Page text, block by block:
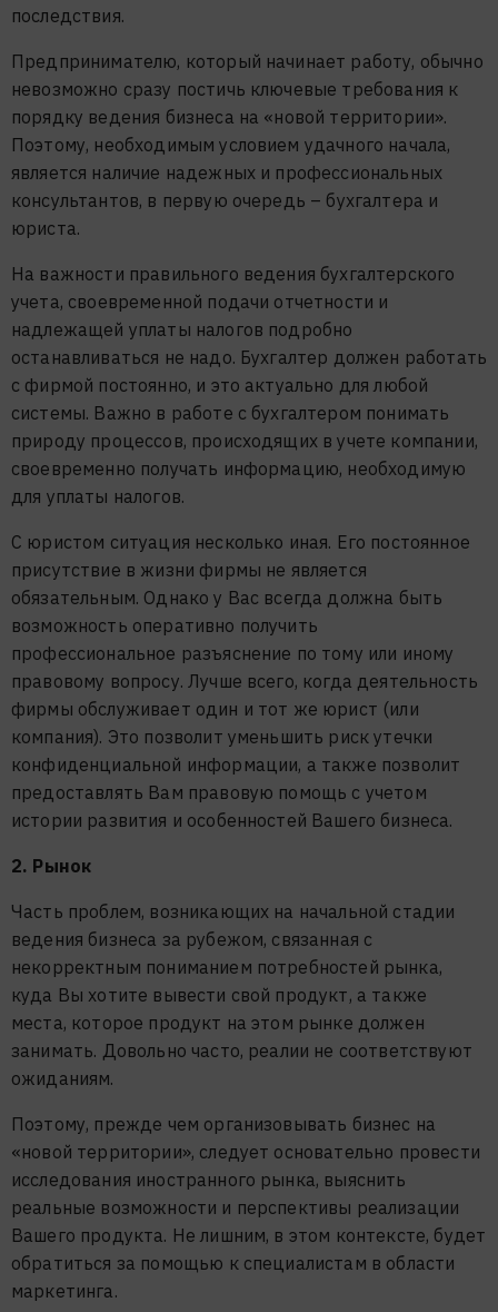
последствия.
Предпринимателю, который начинает работу, обычно
невозможно сразу постичь ключевые требования к
порядку ведения бизнеса на «новой территории».
Поэтому, необходимым условием удачного начала,
является наличие надежных и профессиональных
консультантов, в первую очередь – бухгалтера и
юриста.
На важности правильного ведения бухгалтерского
учета, своевременной подачи отчетности и
надлежащей уплаты налогов подробно
останавливаться не надо. Бухгалтер должен работать
с фирмой постоянно, и это актуально для любой
системы. Важно в работе с бухгалтером понимать
природу процессов, происходящих в учете компании,
своевременно получать информацию, необходимую
для уплаты налогов.
С юристом ситуация несколько иная. Его постоянное
присутствие в жизни фирмы не является
обязательным. Однако у Вас всегда должна быть
возможность оперативно получить
профессиональное разъяснение по тому или иному
правовому вопросу. Лучше всего, когда деятельность
фирмы обслуживает один и тот же юрист (или
компания). Это позволит уменьшить риск утечки
конфиденциальной информации, а также позволит
предоставлять Вам правовую помощь с учетом
истории развития и особенностей Вашего бизнеса.
2. Рынок
Часть проблем, возникающих на начальной стадии
ведения бизнеса за рубежом, связанная с
некорректным пониманием потребностей рынка,
куда Вы хотите вывести свой продукт, а также
места, которое продукт на этом рынке должен
занимать. Довольно часто, реалии не соответствуют
ожиданиям.
Поэтому, прежде чем организовывать бизнес на
«новой территории», следует основательно провести
исследования иностранного рынка, выяснить
реальные возможности и перспективы реализации
Вашего продукта. Не лишним, в этом контексте, будет
обратиться за помощью к специалистам в области
маркетинга.